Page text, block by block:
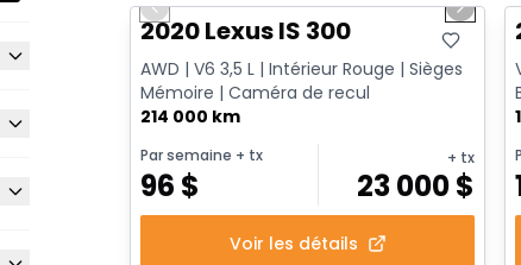
Previous slide Next
2020 Lexus IS 300
AWD | V6 3,5 L | Intérieur Rouge | Sièges
Mémoire | Caméra de recul
214 000 km
Par semaine + tx
96 $
+ tx
23 000$
Voir les détails